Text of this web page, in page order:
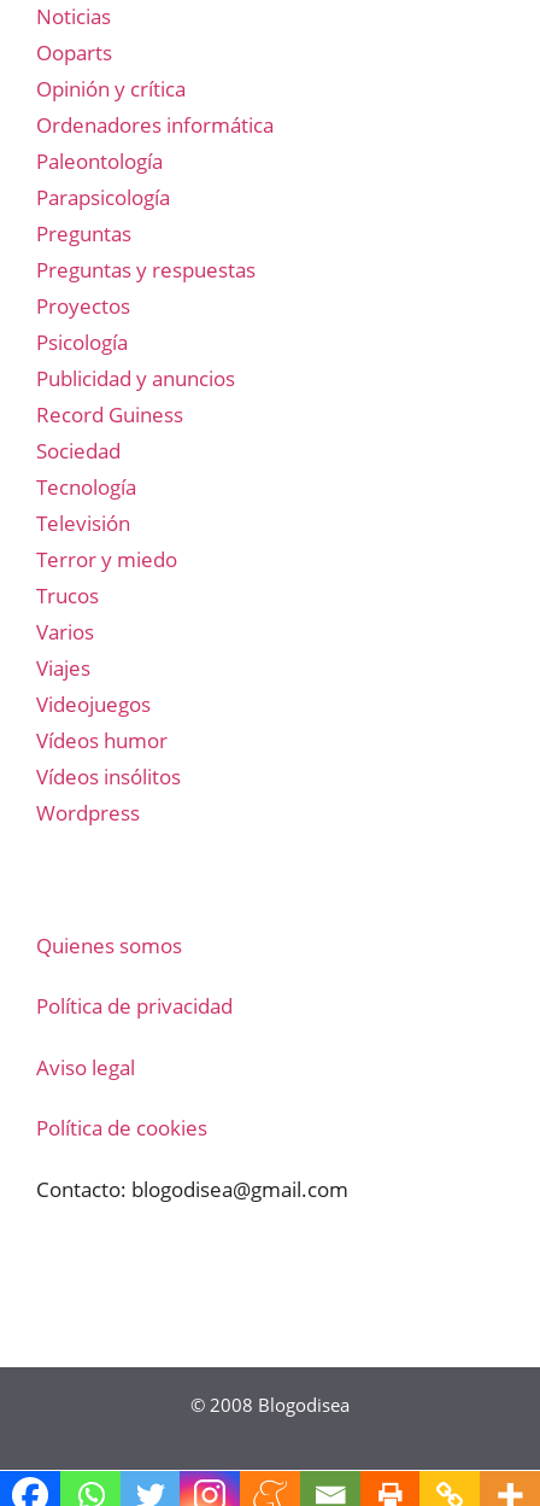
Noticias
Ooparts
Opinión y crítica
Ordenadores informática
Paleontología
Parapsicología
Preguntas
Preguntas y respuestas
Proyectos
Psicología
Publicidad y anuncios
Record Guiness
Sociedad
Tecnología
Televisión
Terror y miedo
Trucos
Varios
Viajes
Videojuegos
Vídeos humor
Vídeos insólitos
Wordpress
Quienes somos
Política de privacidad
Aviso legal
Política de cookies
Contacto: blogodisea@gmail.com
© 2008 Blogodisea